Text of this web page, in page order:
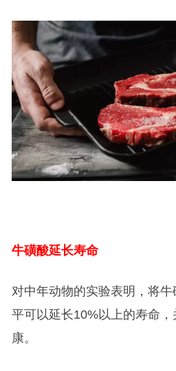
牛磺酸延长寿命
对中年动物的实验表明，将
平可以延长10%以上的寿命
康。